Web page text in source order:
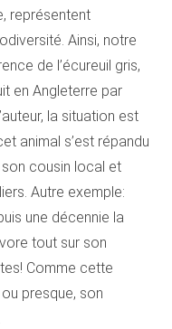
représentent
Ainsi, notre
de l’écureuil gris,
en Angleterre par
la situation est
animal s’est répandu
cousin local et
Autre exemple:
une décennie la
tout sur son
Comme cette
presque, son